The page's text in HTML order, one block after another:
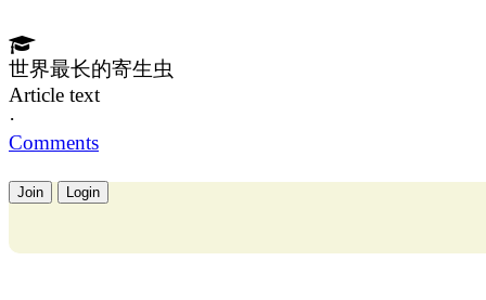
世界最长的寄生虫
Article text
·
Comments
Join Login